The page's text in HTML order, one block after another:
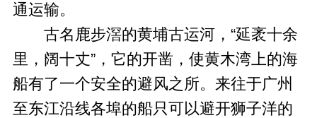
通运输。
古名鹿步滘的黄埔古运河，“延袤十余
里，阔十丈”，它的开凿，使黄木湾上的海
船有了一个安全的避风之所。来往于广州
至东江沿线各埠的船只可以避开狮子洋的